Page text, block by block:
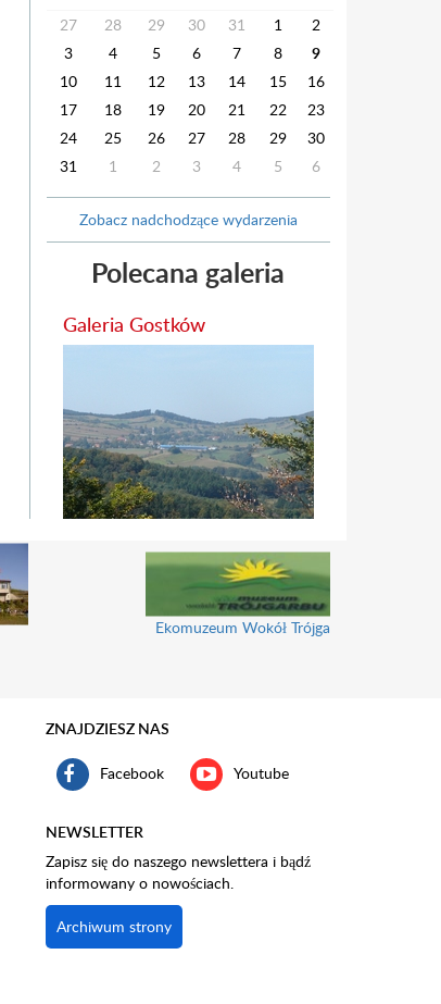
27
28 29 30 31 1
2
3
4 5 6 7 8
9
10
11 12 13 14 15
16
17
18 19 20 21 22
23
24
25 26 27 28 29
30
31
1 2 3 4 5 6
Zobacz nadchodzące wydarzenia
Polecana galeria
Galeria Gostków
Ekomuzeum Wokół Trójgarbu
ZNAJDZIESZ NAS
Facebook Youtube
NEWSLETTER
Zapisz się do naszego newslettera i bądź
informowany o nowościach.
Archiwum strony